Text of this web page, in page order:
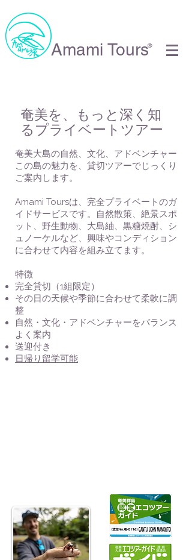
Amami Tours®
奄美を、もっと深く知
るプライベートツアー
奄美大島の自然、文化、アドベンチャー
この島の魅力を、貸切ツアーでじっくり
ご案内します。
Amami Toursは、完全プライベートのガ
イドサービスです。
自然散策、絶景スポ
ット、野生動物、大島紬、黒糖焼酎、シ
ュノーケルなど、興味やコンディション
に合わせて内容を組み立てます。
特徴
完全貸切（1組限定）
その日の天候や季節に合わせて柔軟に調
整
自然・文化・アドベンチャーをバランス
よく案内
送迎付き
日帰り留学可能